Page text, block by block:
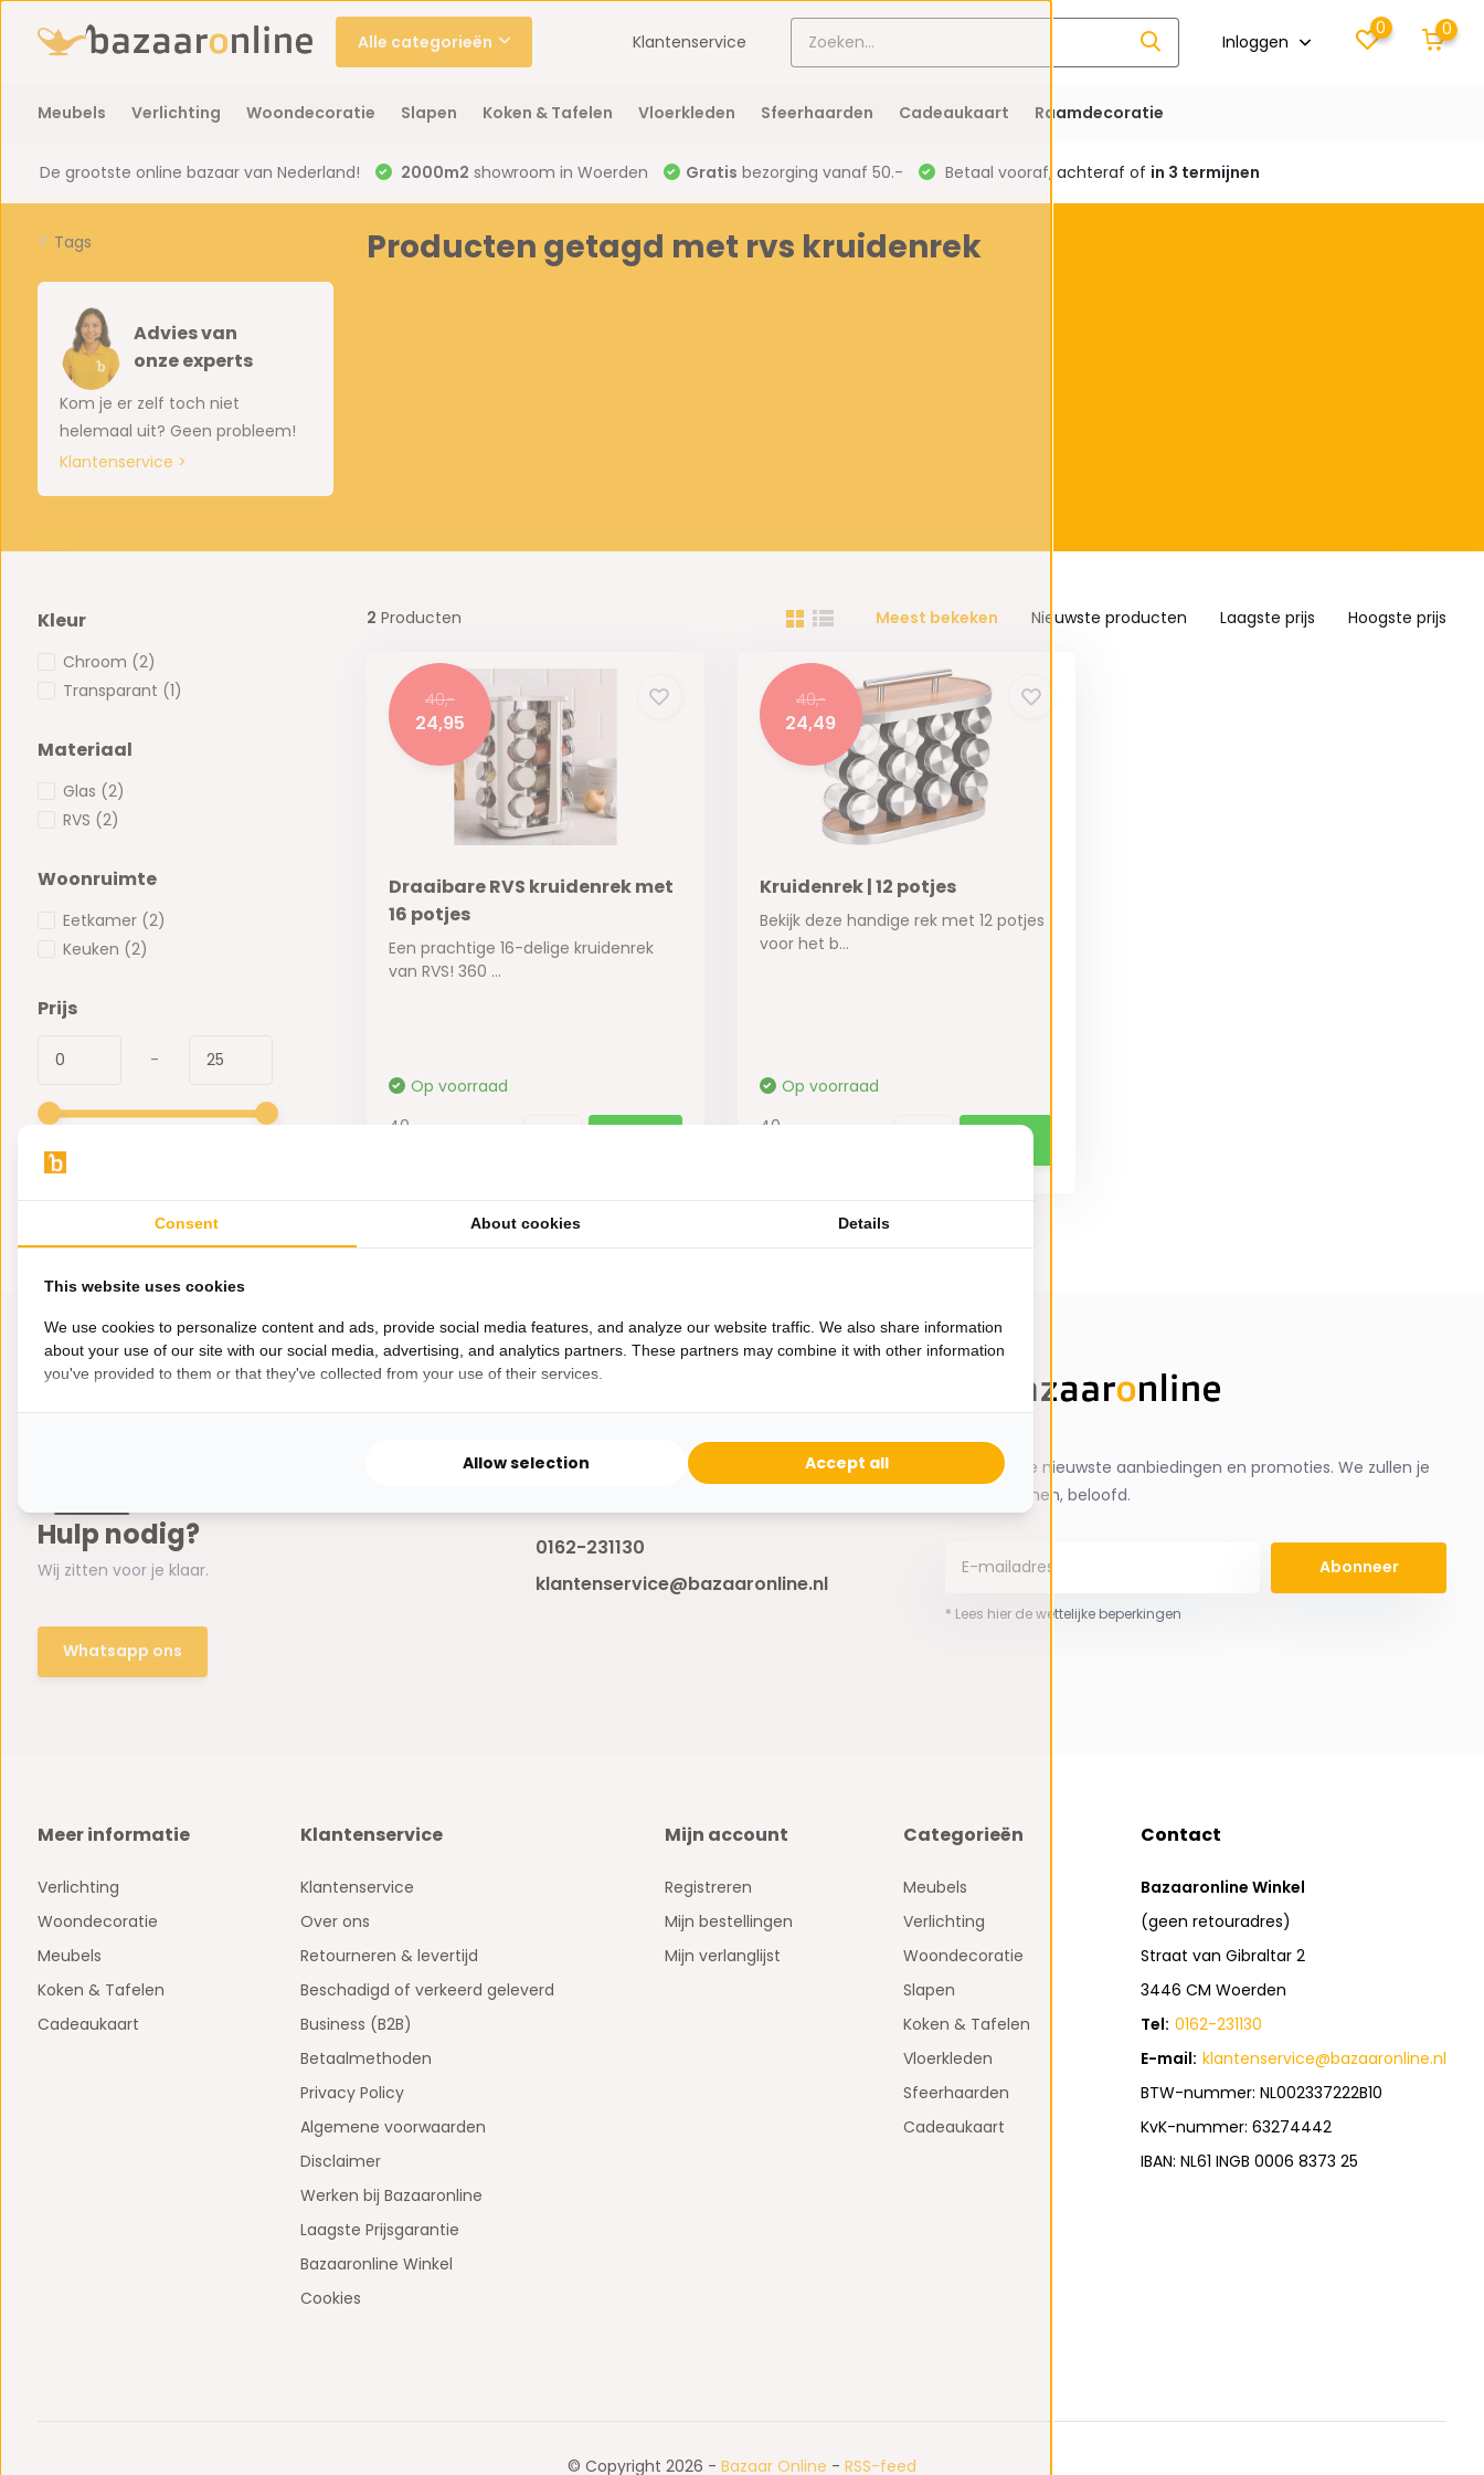
Alle categorieën Klantenservice Inloggen
0 0
Meubels Verlichting Woondecoratie Slapen Koken & Tafelen Vloerkleden Sfeerhaarden Cadeaukaart Raamdecoratie
De grootste online bazaar van Nederland! 2000m2 showroom in Woerden Gratis bezorging vanaf 50.- Betaal vooraf, achteraf of in 3 termijnen
Tags
Advies van
onze experts
Kom je er zelf toch niet
helemaal uit? Geen probleem!
Klantenservice >
Producten getagd met rvs kruidenrek
Kleur
Chroom (2)
Transparant (1)
Materiaal
Glas (2)
RVS (2)
Woonruimte
Eetkamer (2)
Keuken (2)
Prijs
-
2 Producten Meest bekeken Nieuwste producten Laagste prijs Hoogste prijs
40,-
24,95
Draaibare RVS kruidenrek met
16 potjes
Een prachtige 16-delige kruidenrek
van RVS! 360 ...
Op voorraad
40,-
40,-
24,49
Kruidenrek | 12 potjes
Bekijk deze handige rek met 12 potjes
voor het b...
Op voorraad
40,-
Hulp nodig?
Wij zitten voor je klaar.
Whatsapp ons
Heb je een vraag?
Bereikbaar van ma - vr 10:00 tot 17:00
0162-231130
klantenservice@bazaaronline.nl
Ontvang de nieuwste aanbiedingen en promoties. We zullen je
niet spammen, beloofd.
Abonneer
* Lees hier de wettelijke beperkingen
Meer informatie
Verlichting
Woondecoratie
Meubels
Koken & Tafelen
Cadeaukaart
Klantenservice
Klantenservice
Over ons
Retourneren & levertijd
Beschadigd of verkeerd geleverd
Business (B2B)
Betaalmethoden
Privacy Policy
Algemene voorwaarden
Disclaimer
Werken bij Bazaaronline
Laagste Prijsgarantie
Bazaaronline Winkel
Cookies
Mijn account
Registreren
Mijn bestellingen
Mijn verlanglijst
Categorieën
Meubels
Verlichting
Woondecoratie
Slapen
Koken & Tafelen
Vloerkleden
Sfeerhaarden
Cadeaukaart
Contact
Bazaaronline Winkel
(geen retouradres)
Straat van Gibraltar 2
3446 CM Woerden
Tel: 0162-231130
E-mail: klantenservice@bazaaronline.nl
BTW-nummer: NL002337222B10
KvK-nummer: 63274442
IBAN: NL61 INGB 0006 8373 25
© Copyright 2026 - Bazaar Online - RSS-feed
Consent About cookies Details
This website uses cookies
We use cookies to personalize content and ads, provide social media features, and analyze our website traffic. We also share information
about your use of our site with our social media, advertising, and analytics partners. These partners may combine it with other information
you've provided to them or that they've collected from your use of their services.
Allow selection Accept all